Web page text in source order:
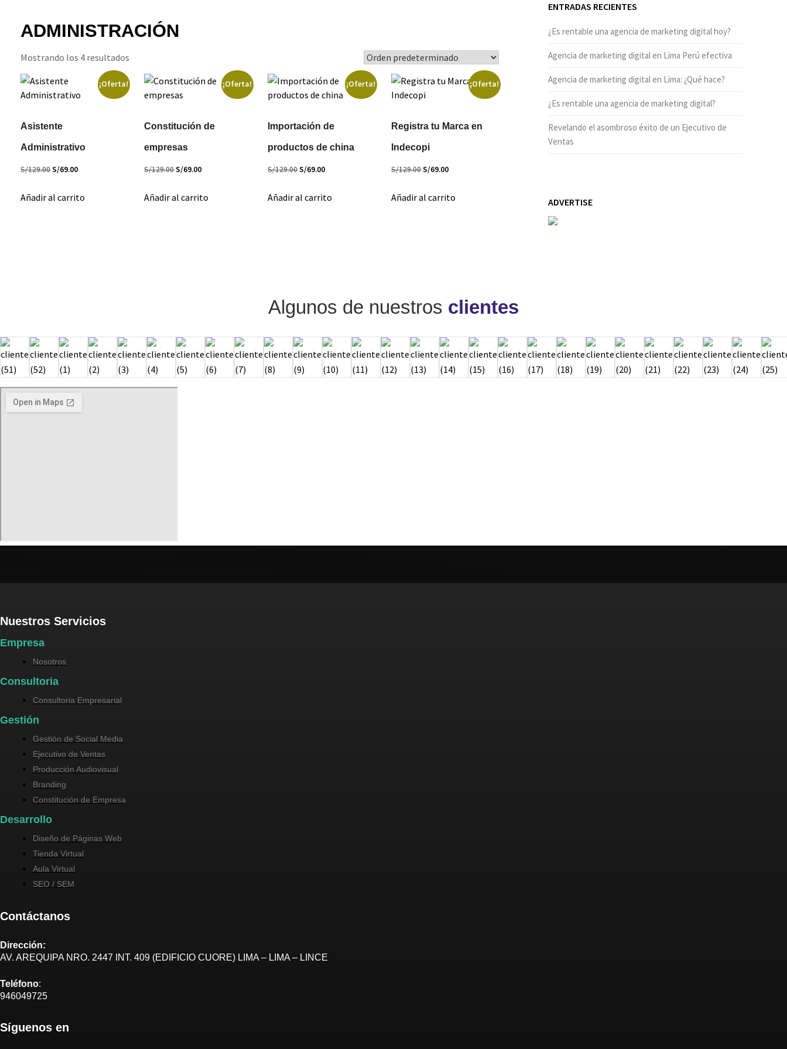
ADMINISTRACIÓN
Mostrando los 4 resultados
¡Oferta!
Asistente
Administrativo
S/129.00El
original
S/69.00El
actual
Añadir al carrito
¡Oferta!
Constitución de
empresas
S/129.00El
original
S/69.00El
actual
Añadir al carrito
¡Oferta!
Importación de
productos de china
S/129.00El
original
S/69.00El
actual
Añadir al carrito
¡Oferta!
Registra tu Marca en
Indecopi
S/129.00El
original
S/69.00El
actual
Añadir al carrito
ENTRADAS RECIENTES
¿Es rentable una agencia de marketing digital hoy?
Agencia de marketing digital en Lima Perú efectiva
Agencia de marketing digital en Lima: ¿Qué hace?
¿Es rentable una agencia de marketing digital?
Revelando el asombroso éxito de un Ejecutivo de
Ventas
ADVERTISE
Algunos de nuestros clientes
Nuestros Servicios
Empresa
Nosotros
Consultoria
Consultoria Empresarial
Gestión
Gestión de Social Media
Ejecutivo de Ventas
Producción Audiovisual
Branding
Constitución de Empresa
Desarrollo
Diseño de Páginas Web
Tienda Virtual
Aula Virtual
SEO / SEM
Contáctanos
Dirección:
AV. AREQUIPA NRO. 2447 INT. 409 (EDIFICIO CUORE) LIMA – LIMA – LINCE
Teléfono:
946049725
Síguenos en